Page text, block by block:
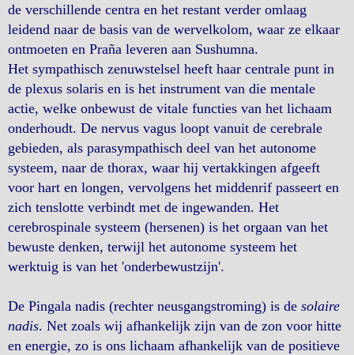
de verschillende centra en het restant verder omlaag
leidend naar de basis van de wervelkolom, waar ze elkaar
ontmoeten en Praña leveren aan Sushumna.
Het sympathisch zenuwstelsel heeft haar centrale punt in
de plexus solaris en is het instrument van die mentale
actie, welke onbewust de vitale functies van het lichaam
onderhoudt. De nervus vagus loopt vanuit de cerebrale
gebieden, als parasympathisch deel van het autonome
systeem, naar de thorax, waar hij vertakkingen afgeeft
voor hart en longen, vervolgens het middenrif passeert en
zich tenslotte verbindt met de ingewanden. Het
cerebrospinale systeem (hersenen) is het orgaan van het
bewuste denken, terwijl het autonome systeem het
werktuig is van het 'onderbewustzijn'.
De Pingala nadis (rechter neusgangstroming) is de solaire
nadis. Net zoals wij afhankelijk zijn van de zon voor hitte
en energie, zo is ons lichaam afhankelijk van de positieve